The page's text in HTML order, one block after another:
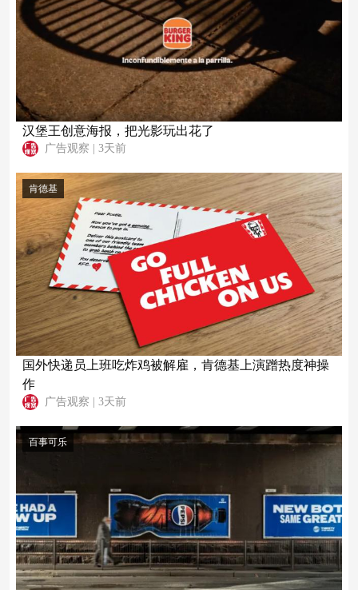
汉堡王创意海报，把光影玩出花了
广告观察 | 3天前
肯德基
国外快递员上班吃炸鸡被解雇，肯德基上演蹭热度神操
作
广告观察 3天前
百事可乐